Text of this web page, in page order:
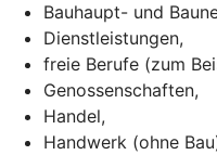
Bauhaupt- und
Dienstleistungen,
freie Berufe (zum
Genossenschaften,
Handel,
Handwerk (ohne